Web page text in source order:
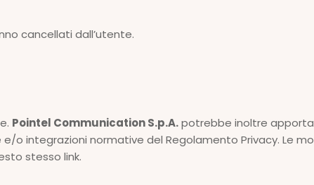
cancellati dall’utente.
Pointel Communication S.p.A.potrebbe inoltre
o integrazioni normative del Regolamento Privacy. Le
stesso link.